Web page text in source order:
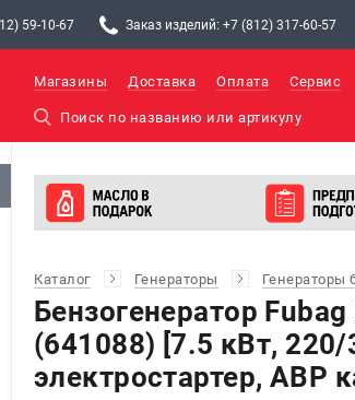
59-10-67 Заказ изделий: +7 (812) 317-60-57
Магазины Доставка Оплата Сервис
Каталог Генераторы Генераторы
Бензогенератор
(641088) [7.5 кВт, 220/
электростартер, АВР